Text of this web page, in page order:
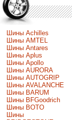
Шины Achilles
Шины AMTEL
Шины Antares
Шины Aplus
Шины Apollo
Шины AURORA
Шины AUTOGRIP
Шины AVALANCHE
Шины BARUM
Шины BFGoodrich
Шины BOTO
Шины